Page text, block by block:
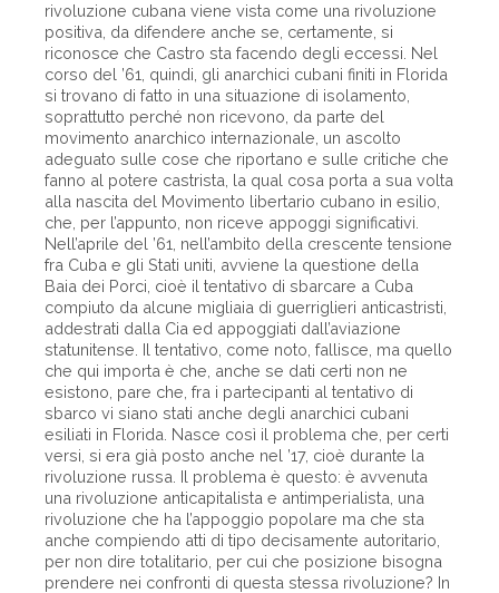
rivoluzione cubana viene vista come una rivoluzione
positiva, da difendere anche se, certamente, si
riconosce che Castro sta facendo degli eccessi. Nel
corso del ’61, quindi, gli anarchici cubani finiti in Florida
si trovano di fatto in una situazione di isolamento,
soprattutto perché non ricevono, da parte del
movimento anarchico internazionale, un ascolto
adeguato sulle cose che riportano e sulle critiche che
fanno al potere castrista, la qual cosa porta a sua volta
alla nascita del Movimento libertario cubano in esilio,
che, per l’appunto, non riceve appoggi significativi.
Nell’aprile del ’61, nell’ambito della crescente tensione
fra Cuba e gli Stati uniti, avviene la questione della
Baia dei Porci, cioè il tentativo di sbarcare a Cuba
compiuto da alcune migliaia di guerriglieri anticastristi,
addestrati dalla Cia ed appoggiati dall’aviazione
statunitense. Il tentativo, come noto, fallisce, ma quello
che qui importa è che, anche se dati certi non ne
esistono, pare che, fra i partecipanti al tentativo di
sbarco vi siano stati anche degli anarchici cubani
esiliati in Florida. Nasce così il problema che, per certi
versi, si era già posto anche nel ’17, cioè durante la
rivoluzione russa. Il problema è questo: è avvenuta
una rivoluzione anticapitalista e antimperialista, una
rivoluzione che ha l’appoggio popolare ma che sta
anche compiendo atti di tipo decisamente autoritario,
per non dire totalitario, per cui che posizione bisogna
prendere nei confronti di questa stessa rivoluzione? In